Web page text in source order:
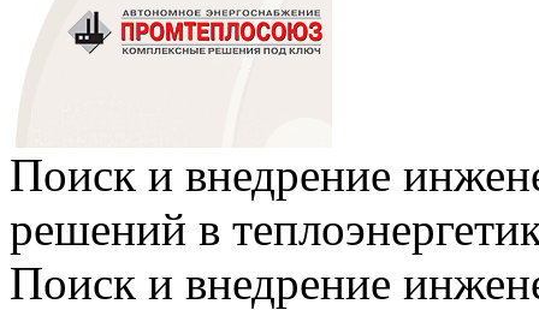
Поиск и внедрение
решений в
Поиск и внедрение